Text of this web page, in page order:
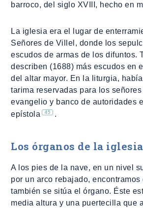
barroco, del siglo XVIII, hecho en
La iglesia era el lugar de
Señores de Villel, donde los
escudos de armas de los difuntos.
describen (1688) más escudos en
del altar mayor. En la liturgia,
tarima reservadas para los
evangelio y banco de autoridades
epístola
45 .
Los órganos de la iglesia
A los pies de la nave, en un nivel
por un arco rebajado,
también se sitúa el órgano. Éste
media altura y una puertecilla que